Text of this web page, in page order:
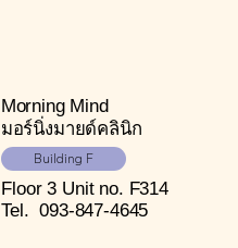
Morning Mind
มอร์นิ่งมายด์คลินิก
Building F
Floor 3 Unit no. F314
Tel. 093-847-4645